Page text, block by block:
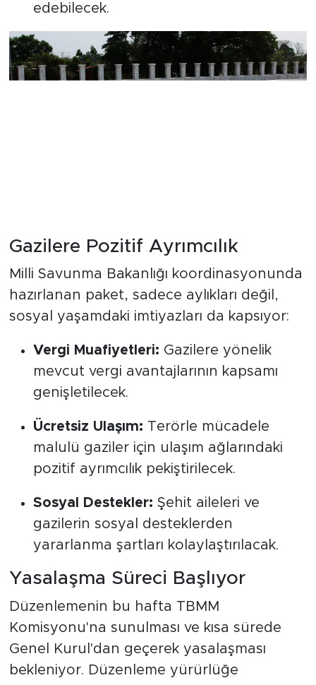
edebilecek.
Gazilere Pozitif Ayrımcılık
Milli Savunma Bakanlığı koordinasyonunda
hazırlanan paket, sadece aylıkları değil,
sosyal yaşamdaki imtiyazları da kapsıyor:
Vergi Muafiyetleri: Gazilere yönelik
mevcut vergi avantajlarının kapsamı
genişletilecek.
Ücretsiz Ulaşım: Terörle mücadele
malulü gaziler için ulaşım ağlarındaki
pozitif ayrımcılık pekiştirilecek.
Sosyal Destekler: Şehit aileleri ve
gazilerin sosyal desteklerden
yararlanma şartları kolaylaştırılacak.
Yasalaşma Süreci Başlıyor
Düzenlemenin bu hafta TBMM
Komisyonu'na sunulması ve kısa sürede
Genel Kurul'dan geçerek yasalaşması
bekleniyor. Düzenleme yürürlüğe